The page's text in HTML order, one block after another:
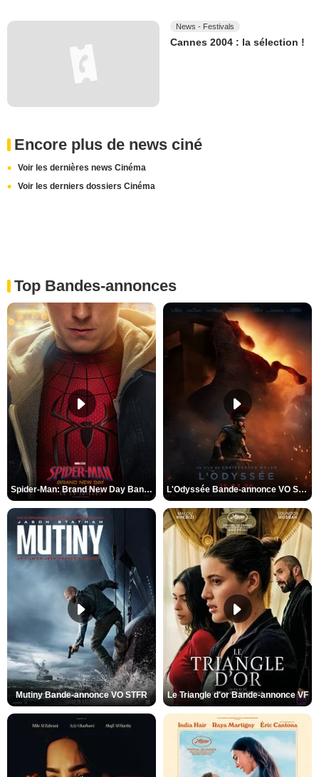
News - Festivals
Cannes 2004 : la sélection !
Encore plus de news ciné
Voir les dernières news Cinéma
Voir les derniers dossiers Cinéma
Top Bandes-annonces
Spider-Man: Brand New Day Bande-annonce VO STFR L'Odyssée Bande-annonce VO STFR
Mutiny Bande-annonce VO STFR Le Triangle d'or Bande-annonce VF